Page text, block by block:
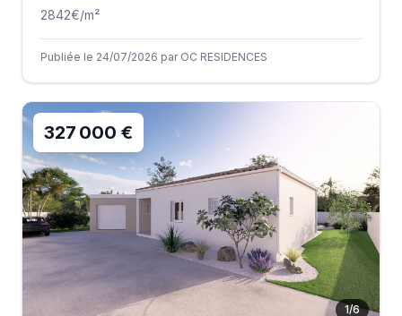
2842€/m²
Publiée le 24/07/2026 par OC RESIDENCES
1/6
327 000 €